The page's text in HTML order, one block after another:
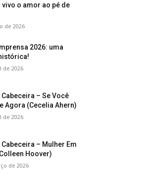
vivo o amor ao pé de
de 2026
2026: uma
de 2026
– Se Você
Agora (Cecelia Ahern)
de 2026
– Mulher Em
Hoover)
de 2026